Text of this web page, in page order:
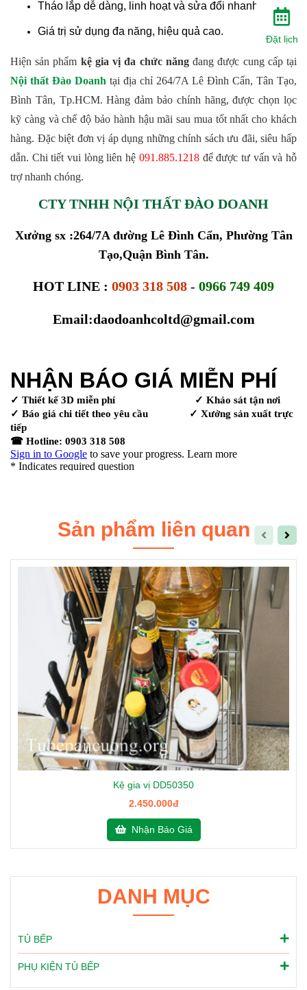
Tháo lắp dễ dàng, linh hoạt và sửa đổi nhanh chóng.
Giá trị sử dụng đa năng, hiệu quả cao.
Hiện sản phẩm kệ gia vị đa chức năng
Nội thất Đào Doanh tại địa chỉ 264/7A Lê Đình Cẩn, Tân Tạo,
Bình Tân, Tp.HCM. Hàng đảm bảo chính hãng, được chọn lọc
kỹ càng và chế độ bảo hành hậu mãi sau mua tốt nhất cho khách
hàng. Đặc biệt đơn vị áp dụng những chính sách ưu đãi, siêu hấp
dẫn. Chi tiết vui lòng liên hệ 091.885.1218 để được tư vấn và hỗ
trợ nhanh chóng.
CTY TNHH NỘI THẤT ĐÀO DOANH
Xưởng sx :264/7A đường Lê Đình Cẩn, Phường Tân
Tạo,Quận Bình Tân.
HOT LINE : 0903 318 508 - 0966 749 409
Email:daodoanhcoltd@gmail.com
Sản phẩm liên quan
Kệ gia vị DD50350
2.450.000đ
Nhận Báo Giá
DANH MỤC
TỦ BẾP
PHỤ KIỆN TỦ BẾP
Đặt lịch